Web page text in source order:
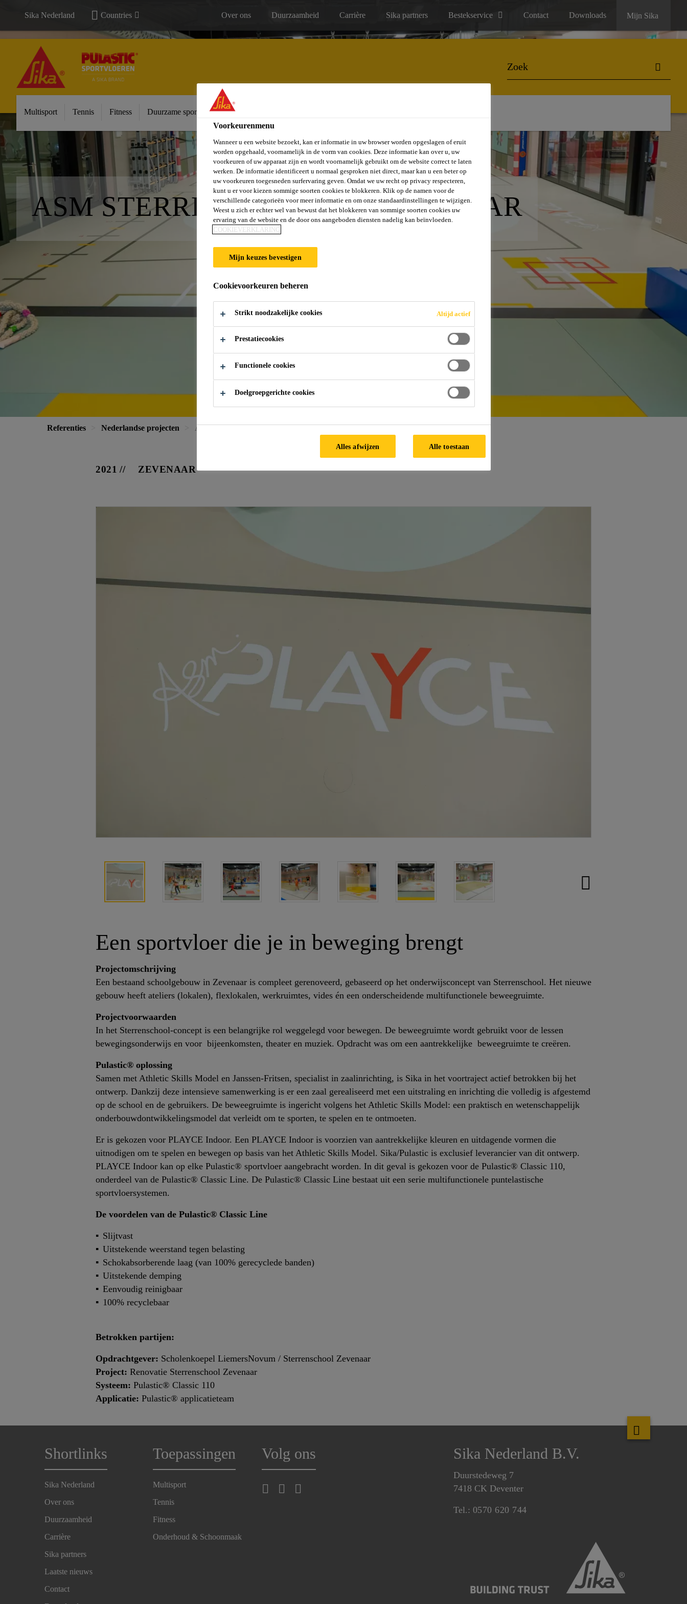
Sika Nederland Countries Over ons Duurzaamheid Carrière Sika partners Bestekservice Contact Downloads Mijn Sika
Multisport Tennis Fitness Duurzame sportvloeren
ASM STERRENSCHOOL - ZEVENAAR
Referenties Nederlandse projecten ASM Zevenaar
2021 ZEVENAAR
Een sportvloer die je in beweging brengt
Projectomschrijving
Een bestaand schoolgebouw in Zevenaar is compleet gerenoveerd, gebaseerd op het onderwijsconcept van Sterrenschool. Het nieuwe
gebouw heeft ateliers (lokalen), flexlokalen, werkruimtes, vides én een onderscheidende multifunctionele beweegruimte.
Projectvoorwaarden
In het Sterrenschool-concept is een belangrijke rol weggelegd voor bewegen. De beweegruimte wordt gebruikt voor de lessen
bewegingsonderwijs en voor bijeenkomsten, theater en muziek. Opdracht was om een aantrekkelijke beweegruimte te creëren.
Pulastic® oplossing
Samen met Athletic Skills Model en Janssen-Fritsen, specialist in zaalinrichting, is Sika in het voortraject actief betrokken bij het
ontwerp. Dankzij deze intensieve samenwerking is er een zaal gerealiseerd met een uitstraling en inrichting die volledig is afgestemd
op de school en de gebruikers. De beweegruimte is ingericht volgens het Athletic Skills Model: een praktisch en wetenschappelijk
onderbouwdontwikkelingsmodel dat verleidt om te sporten, te spelen en te ontmoeten.
Er is gekozen voor PLAYCE Indoor. Een PLAYCE Indoor is voorzien van aantrekkelijke kleuren en uitdagende vormen die
uitnodigen om te spelen en bewegen op basis van het Athletic Skills Model. Sika/Pulastic is exclusief leverancier van dit ontwerp.
PLAYCE Indoor kan op elke Pulastic® sportvloer aangebracht worden. In dit geval is gekozen voor de Pulastic® Classic 110,
onderdeel van de Pulastic® Classic Line. De Pulastic® Classic Line bestaat uit een serie multifunctionele puntelastische
sportvloersystemen.
De voordelen van de Pulastic® Classic Line
Slijtvast
Uitstekende weerstand tegen belasting
Schokabsorberende laag (van 100% gerecyclede banden)
Uitstekende demping
Eenvoudig reinigbaar
100% recyclebaar
Betrokken partijen:
Opdrachtgever: Scholenkoepel LiemersNovum / Sterrenschool Zevenaar
Project: Renovatie Sterrenschool Zevenaar
Systeem: Pulastic® Classic 110
Applicatie: Pulastic® applicatieteam
Shortlinks
Sika Nederland
Over ons
Duurzaamheid
Carrière
Sika partners
Laatste nieuws
Contact
Toepassingen
Multisport
Tennis
Fitness
Onderhoud & Schoonmaak
Volg ons Sika Nederland B.V.
Duurstedeweg 7
7418 CK Deventer
Tel.: 0570 620 744
Voorkeurenmenu
Wanneer u een website bezoekt, kan er informatie in uw browser worden opgeslagen of eruit
worden opgehaald, voornamelijk in de vorm van cookies. Deze informatie kan over u, uw
voorkeuren of uw apparaat zijn en wordt voornamelijk gebruikt om de website correct te laten
werken. De informatie identificeert u normaal gesproken niet direct, maar kan u een beter op
uw voorkeuren toegesneden surfervaring geven. Omdat we uw recht op privacy respecteren,
kunt u er voor kiezen sommige soorten cookies te blokkeren. Klik op de namen voor de
verschillende categorieën voor meer informatie en om onze standaardinstellingen te wijzigen.
Weest u zich er echter wel van bewust dat het blokkeren van sommige soorten cookies uw
ervaring van de website en de door ons aangeboden diensten nadelig kan beïnvloeden.
COOKIEVERKLARING
Mijn keuzes bevestigen
Cookievoorkeuren beheren
Strikt noodzakelijke cookies Altijd actief
Prestatiecookies
Functionele cookies
Doelgroepgerichte cookies
Alles afwijzen Alle toestaan